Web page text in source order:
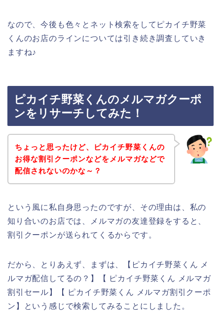
なので、今後も色々とネット検索をしてピカイチ野菜
くんのお店のラインについては引き続き調査していき
ますね♪
ピカイチ野菜くんのメルマガクーポ
ンをリサーチしてみた！
ちょっと思ったけど、ピカイチ野菜くんの
お得な割引クーポンなどをメルマガなどで
配信されないのかな～？
という風に私自身思ったのですが、その理由は、私の
知り合いのお店では、メルマガの友達登録をすると、
割引クーポンが送られてくるからです。
だから、とりあえず、まずは、【ピカイチ野菜くん メ
ルマガ配信してるの？】【 ピカイチ野菜くん メルマガ
割引セール】【 ピカイチ野菜くん メルマガ割引クーポ
ン】という感じで検索してみることにしました。